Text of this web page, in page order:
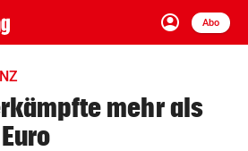
account_circle
Anmelden
Abo
close Schließen
mehr als